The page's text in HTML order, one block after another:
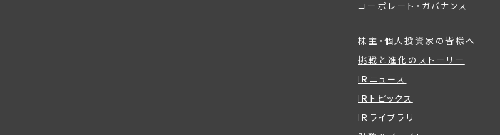
コーポレート・ガバナンス
株主・個人投資家の皆様へ
挑戦と進化のストーリー
IRニュース
IRトピックス
IRライブラリ